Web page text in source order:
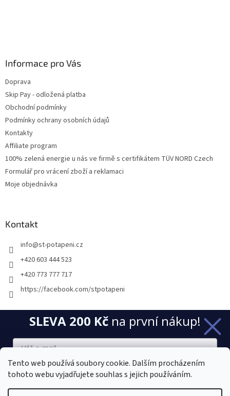
Tento web používá soubory cookie. Dalším procházením
tohoto webu vyjadřujete souhlas s jejich používáním.
Informace pro Vás
Doprava
Skip Pay - odložená platba
Obchodní podmínky
Podmínky ochrany osobních údajů
Kontakty
Affiliate program
100% zelená energie u nás ve firmě s certifikátem TÜV NORD Czech
Formulář pro vrácení zboží a reklamaci
Moje objednávka
Kontakt
info@st-potapeni.cz
+420 603 444 523
+420 773 777 717
https://facebook.com/stpotapeni
Přijímáme online platby
SLEVA 200 Kč na první nákup!
Chci novinky a slevu